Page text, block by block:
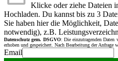
Klicke oder ziehe Dateien
Hochladen. Du kannst bis zu 3
Sie haben hier die Möglichkeit,
notwendig), z.B.
Datenschutz gem. DSGVO: Die einzutragenden Daten
erhoben und gespeichert. Nach Bearbeitung der Anfrage
Email